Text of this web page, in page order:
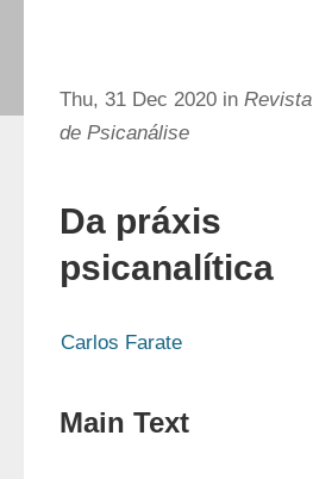
Thu, 31 Dec 2020 in
de Psicanálise
Da práxis
psicanalítica
Carlos Farate
Main Text